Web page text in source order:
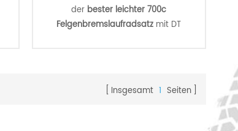
der bester leichter 700c
Felgenbremslaufradsatz mit DT
leichtgewicht und zuverlässigkeit.
das top level of racing, erfüllt perfekt
Insgesamt 1 Seiten